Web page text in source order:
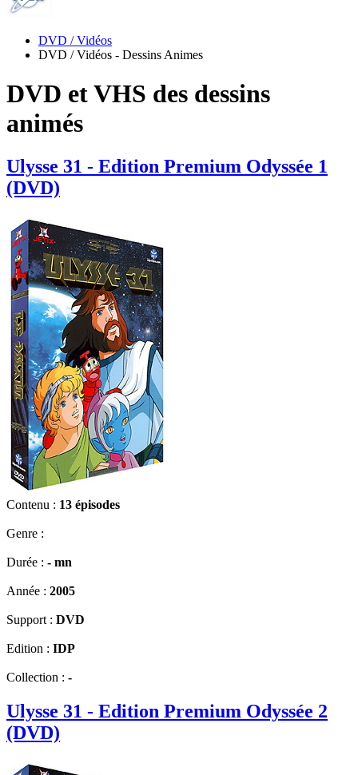
DVD / Vidéos
DVD / Vidéos - Dessins Animes
DVD et VHS des dessins
animés
Ulysse 31 - Edition Premium Odyssée 1
(DVD)
Contenu : 13 épisodes
Genre :
Durée : - mn
Année : 2005
Support : DVD
Edition : IDP
Collection : -
Ulysse 31 - Edition Premium Odyssée 2
(DVD)